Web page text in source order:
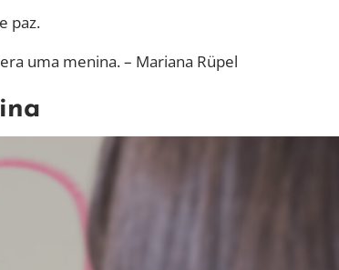
paz.
uma menina. – Mariana Rüpel